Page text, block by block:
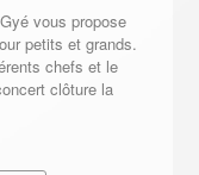
vous propose
petits et grands.
chefs et le
clôture la